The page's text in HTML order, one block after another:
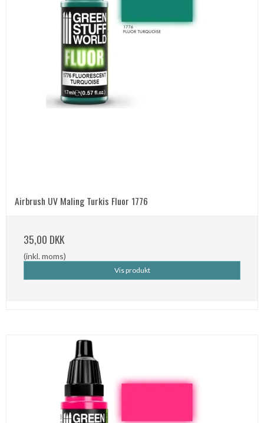
Airbrush UV Maling Turkis Fluor 1776
35,00 DKK
(inkl. moms)
Vis produkt